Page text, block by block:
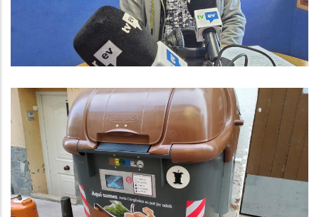
El Consell Comarcal Del Baix
Penedès Informa De La Firma El
Contracte Comarcal De Recollida I
Transport De Residus I L’inici Del
Servei A Partir Del Proper 1 De